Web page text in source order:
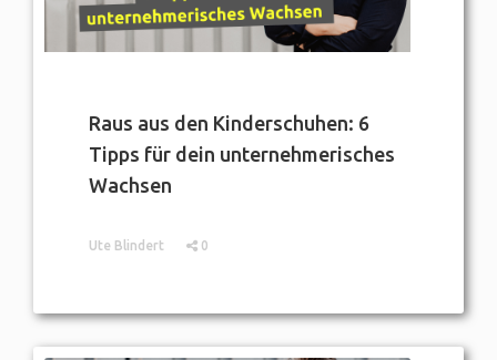
Raus aus den Kinderschuhen: 6
Tipps für dein unternehmerisches
Wachsen
Ute Blindert 0